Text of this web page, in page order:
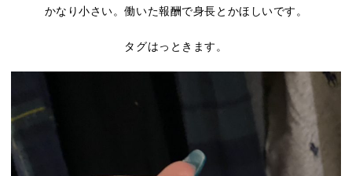
かなり小さい。働いた報酬で身長とかほしいです。
タグはっときます。